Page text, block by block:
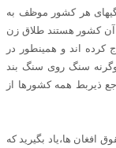
هر کشور موظف به
آن کشور هستند طلاق زن
کرده اند و همینطور در
سنگ روی سنگ بند
ذیربط همه کشورها از
افغان ها،یاد بگیرید که